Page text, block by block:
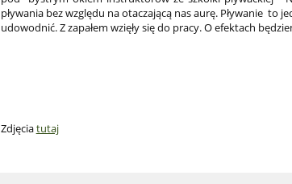
pływania bez względu na otaczającą nas aurę. Pływanie
udowodnić. Z zapałem wzięły się do pracy. O efektach
K. Barabasz i K
Zdjęciatutaj